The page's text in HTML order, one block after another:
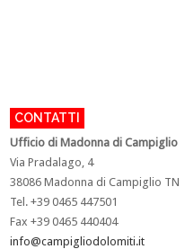
CONTATTI
Ufficio di Madonna di Campiglio
Via Pradalago, 4
38086 Madonna di Campiglio TN
Tel. +39 0465 447501
Fax +39 0465 440404
info@campigliodolomiti.it